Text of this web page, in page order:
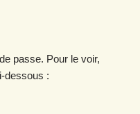
passe. Pour le voir,
dessous :